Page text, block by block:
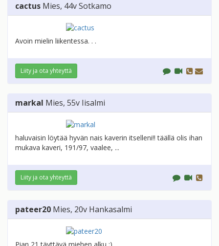
cactus Mies, 44vSotkamo
Avoin mielin liikentessa. . .
Liity ja ota yhteyttä
markal Mies, 55v Iisalmi
haluvaisin löytää hyvän nais kaverin itselleni!! täällä olis ihan
mukava kaveri, 191/97, vaalee, ...
Liity ja ota yhteyttä
pateer20 Mies, 20v Hankasalmi